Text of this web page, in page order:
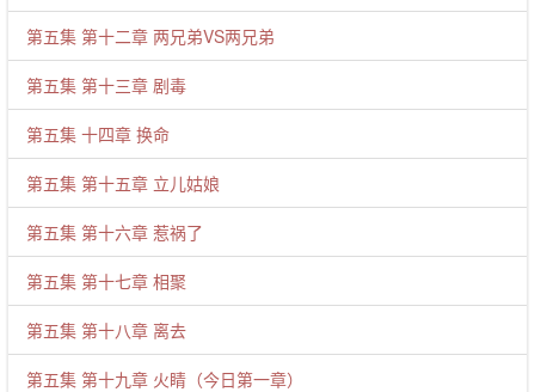
第五集 第十二章 两兄弟VS两兄弟
第五集 第十三章 剧毒
第五集 十四章 换命
第五集 第十五章 立儿姑娘
第五集 第十六章 惹祸了
第五集 第十七章 相聚
第五集 第十八章 离去
第五集 第十九章 火睛（今日第一章）